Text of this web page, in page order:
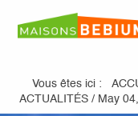
Vous êtes ici :
ACTUALITÉS / May